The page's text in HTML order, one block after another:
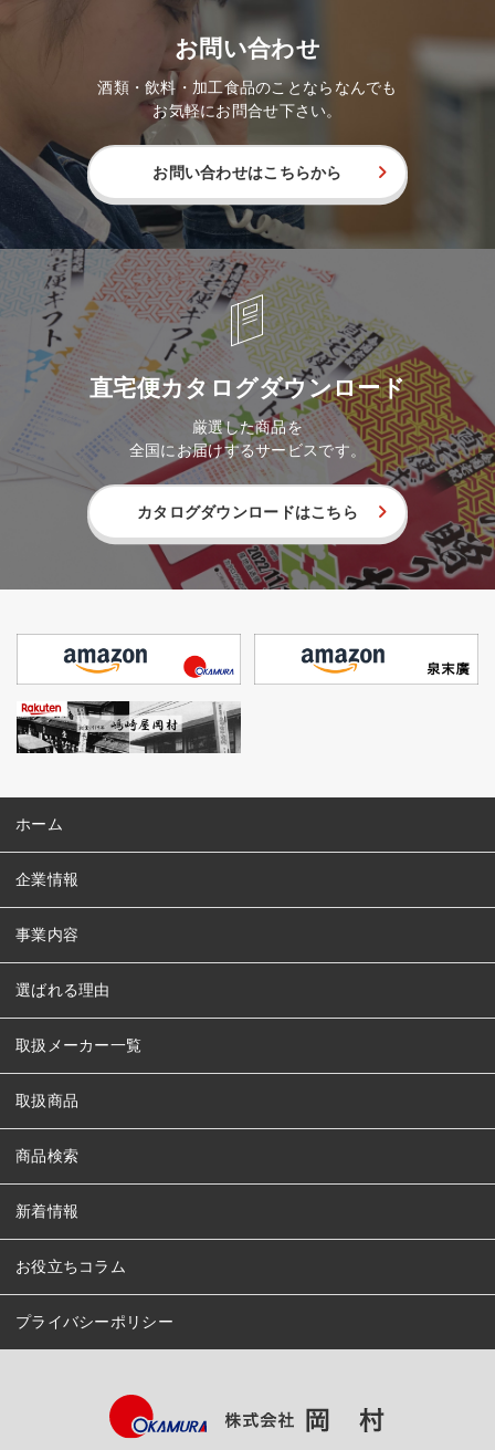
お問い合わせ
酒類・飲料・加工食品のことならなんでも
お気軽にお問合せ下さい。
お問い合わせはこちらから
直宅便カタログダウンロード
厳選した商品を
全国にお届けするサービスです。
カタログダウンロードはこちら
ホーム
企業情報
事業内容
選ばれる理由
取扱メーカー一覧
取扱商品
商品検索
新着情報
お役立ちコラム
プライバシーポリシー